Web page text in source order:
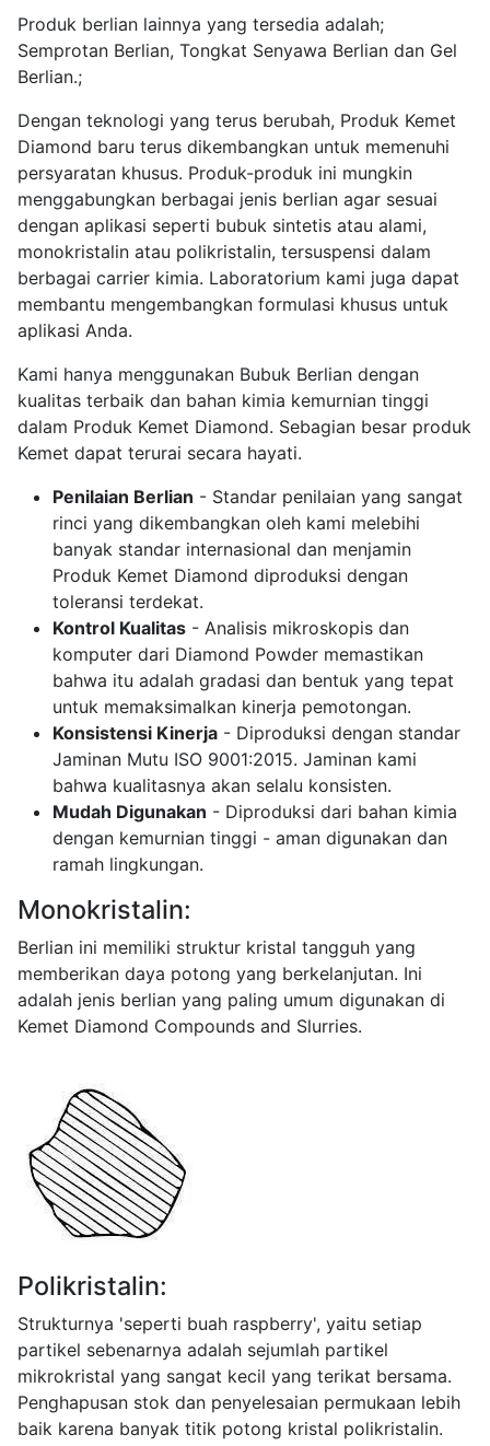
Produk berlian lainnya yang tersedia adalah;
Semprotan Berlian, Tongkat Senyawa Berlian dan Gel
Berlian.;
Dengan teknologi yang terus berubah, Produk Kemet
Diamond baru terus dikembangkan untuk memenuhi
persyaratan khusus. Produk-produk ini mungkin
menggabungkan berbagai jenis berlian agar sesuai
dengan aplikasi seperti bubuk sintetis atau alami,
monokristalin atau polikristalin, tersuspensi dalam
berbagai carrier kimia. Laboratorium kami juga dapat
membantu mengembangkan formulasi khusus untuk
aplikasi Anda.
Kami hanya menggunakan Bubuk Berlian dengan
kualitas terbaik dan bahan kimia kemurnian tinggi
dalam Produk Kemet Diamond. Sebagian besar produk
Kemet dapat terurai secara hayati.
Penilaian Berlian - Standar penilaian yang sangat
rinci yang dikembangkan oleh kami melebihi
banyak standar internasional dan menjamin
Produk Kemet Diamond diproduksi dengan
toleransi terdekat.
Kontrol Kualitas - Analisis mikroskopis dan
komputer dari Diamond Powder memastikan
bahwa itu adalah gradasi dan bentuk yang tepat
untuk memaksimalkan kinerja pemotongan.
Konsistensi Kinerja - Diproduksi dengan standar
Jaminan Mutu ISO 9001:2015. Jaminan kami
bahwa kualitasnya akan selalu konsisten.
Mudah Digunakan - Diproduksi dari bahan kimia
dengan kemurnian tinggi - aman digunakan dan
ramah lingkungan.
Monokristalin:
Berlian ini memiliki struktur kristal tangguh yang
memberikan daya potong yang berkelanjutan. Ini
adalah jenis berlian yang paling umum digunakan di
Kemet Diamond Compounds and Slurries.
Polikristalin:
Strukturnya 'seperti buah raspberry', yaitu setiap
partikel sebenarnya adalah sejumlah partikel
mikrokristal yang sangat kecil yang terikat bersama.
Penghapusan stok dan penyelesaian permukaan lebih
baik karena banyak titik potong kristal polikristalin.